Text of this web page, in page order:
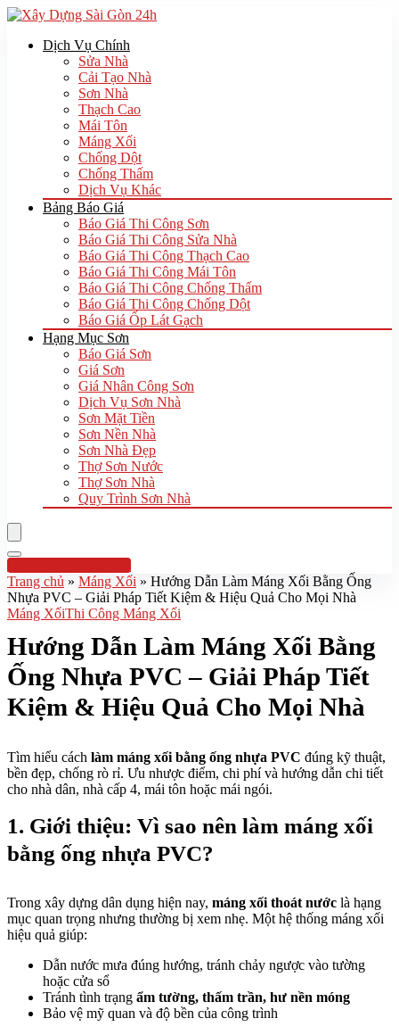
Dịch Vụ Chính
Sửa Nhà
Cải Tạo Nhà
Sơn Nhà
Thạch Cao
Mái Tôn
Máng Xối
Chống Dột
Chống Thấm
Dịch Vụ Khác
Bảng Báo Giá
Báo Giá Thi Công Sơn
Báo Giá Thi Công Sửa Nhà
Báo Giá Thi Công Thạch Cao
Báo Giá Thi Công Mái Tôn
Báo Giá Thi Công Chống Thấm
Báo Giá Thi Công Chống Dột
Báo Giá Ốp Lát Gạch
Hạng Mục Sơn
Báo Giá Sơn
Giá Sơn
Giá Nhân Công Sơn
Dịch Vụ Sơn Nhà
Sơn Mặt Tiền
Sơn Nền Nhà
Sơn Nhà Đẹp
Thợ Sơn Nước
Thợ Sơn Nhà
Quy Trình Sơn Nhà
Hotline:0961 894 472
Trang chủ » Máng Xối » Hướng Dẫn Làm Máng Xối Bằng Ống
Nhựa PVC – Giải Pháp Tiết Kiệm & Hiệu Quả Cho Mọi Nhà
Máng XốiThi Công Máng Xối
Hướng Dẫn Làm Máng Xối Bằng
Ống Nhựa PVC – Giải Pháp Tiết
Kiệm & Hiệu Quả Cho Mọi Nhà
Tìm hiểu cách làm máng xối bằng ống nhựa PVC đúng kỹ thuật,
bền đẹp, chống rò rỉ. Ưu nhược điểm, chi phí và hướng dẫn chi tiết
cho nhà dân, nhà cấp 4, mái tôn hoặc mái ngói.
1. Giới thiệu: Vì sao nên làm máng xối
bằng ống nhựa PVC?
Trong xây dựng dân dụng hiện nay, máng xối thoát nước là hạng
mục quan trọng nhưng thường bị xem nhẹ. Một hệ thống máng xối
hiệu quả giúp:
Dẫn nước mưa đúng hướng, tránh chảy ngược vào tường
hoặc cửa sổ
Tránh tình trạng ẩm tường, thấm trần, hư nền móng
Bảo vệ mỹ quan và độ bền của công trình